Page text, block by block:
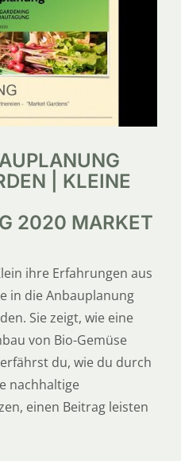
| KLEINE
2020 MARKET
ihre Erfahrungen aus
in die Anbauplanung
Sie zeigt, wie eine
von Bio-Gemüse
du, wie du durch
nachhaltige
einen Beitrag leisten